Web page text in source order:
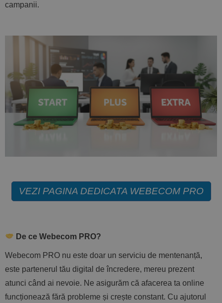
campanii.
VEZI PAGINA DEDICATA WEBECOM PRO
De ce Webecom PRO?
Webecom PRO nu este doar un serviciu de mentenanță,
este partenerul tău digital de încredere, mereu prezent
atunci când ai nevoie. Ne asigurăm că afacerea ta online
funcționează fără probleme și crește constant. Cu ajutorul